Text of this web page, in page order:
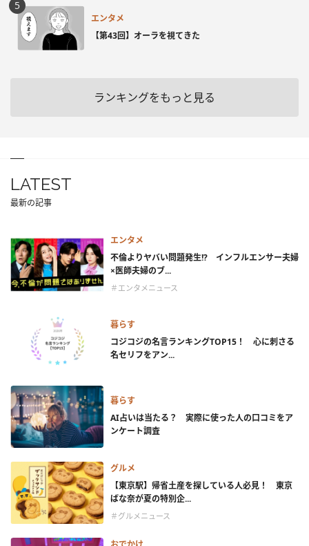
エンタメ
【第43回】オーラを視てきた
ランキングをもっと見る
LATEST
最新の記事
エンタメ
不倫よりヤバい問題発生!? インフルエンサー夫婦
×医師夫婦のブ...
＃エンタメニュース
暮らす
コジコジの名言ランキングTOP15！ 心に刺さる
名セリフをアン...
暮らす
AI占いは当たる？ 実際に使った人の口コミをア
ンケート調査
グルメ
【東京駅】帰省土産を探している人必見！ 東京
ばな奈が夏の特別企...
＃グルメニュース